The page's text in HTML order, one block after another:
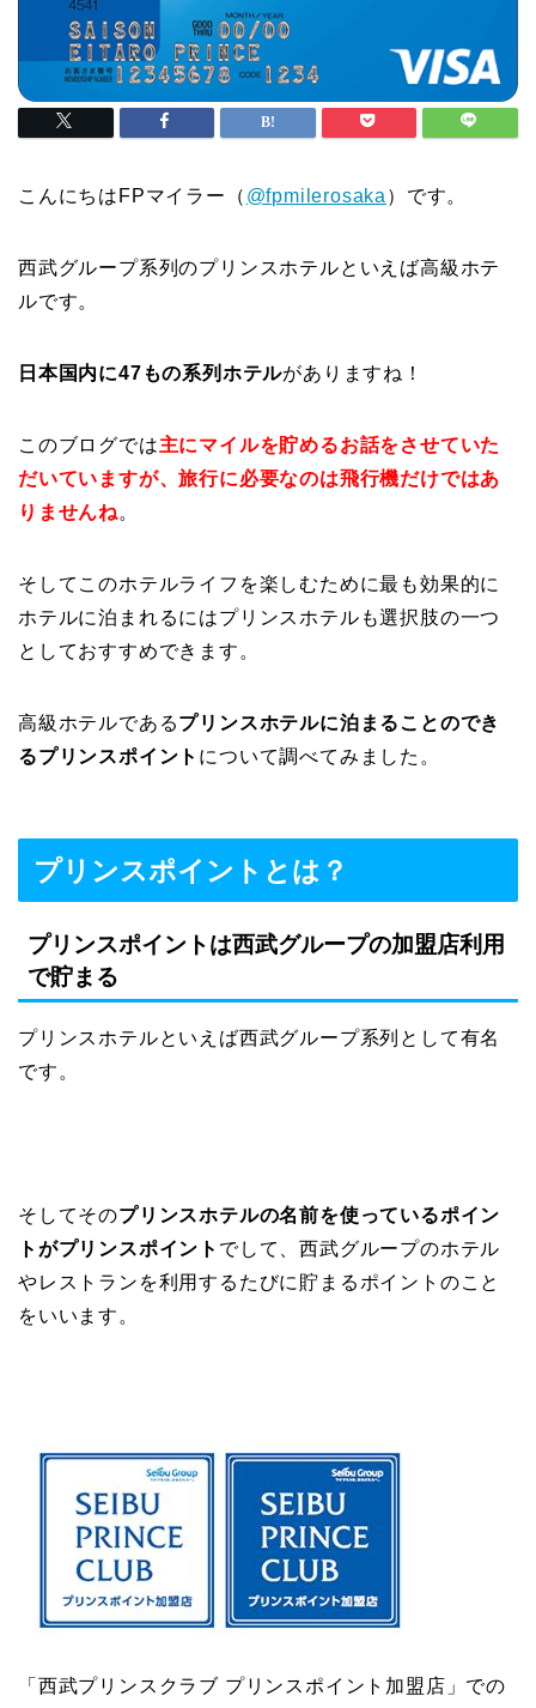
こんにちはFPマイラー（ @fpmilerosaka ）です。
西武グループ系列のプリンスホテルといえば高級ホテ
ルです。
日本国内に47もの系列ホテルがありますね！
このブログでは主にマイルを貯めるお話をさせていた
だいていますが、旅行に必要なのは飛行機だけではあ
りませんね。
そしてこのホテルライフを楽しむために最も効果的に
ホテルに泊まれるにはプリンスホテルも選択肢の一つ
としておすすめできます。
高級ホテルであるプリンスホテルに泊まることのでき
るプリンスポイント について調べてみました。
プリンスポイントとは？
プリンスポイントは西武グループの加盟店利用
で貯まる
プリンスホテルといえば西武グループ系列として有名
です。
そしてそのプリンスホテルの名前を使っているポイン
トがプリンスポイント でして、西武グループのホテル
やレストランを利用するたびに貯まるポイントのこと
をいいます。
「西武プリンスクラブ プリンスポイント加盟店」での